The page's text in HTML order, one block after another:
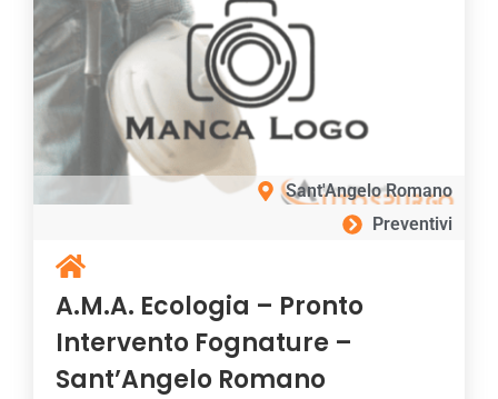
Sant'Angelo Romano
Preventivi
A.M.A. Ecologia – Pronto
Intervento Fognature –
Sant’Angelo Romano